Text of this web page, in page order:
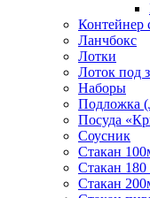
Контейнер
Ланчбокс
Лотки
Лоток под
Наборы
Подложка
Посуда
Соусник
Стакан
Стакан
Стакан